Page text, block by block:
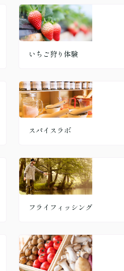
いちご狩り体験
スパイスラボ
フライフィッシング